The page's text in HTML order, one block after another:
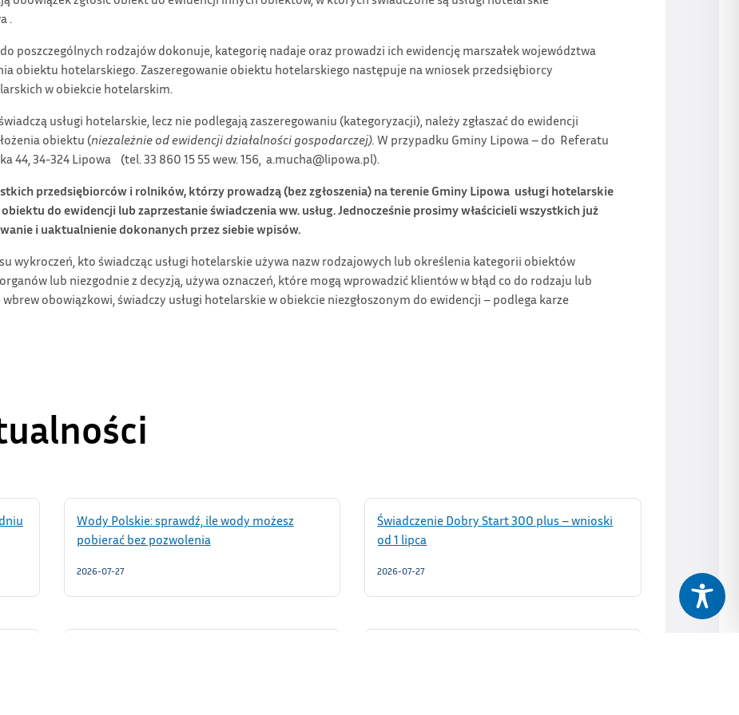
.
poszczególnych rodzajów dokonuje, kategorię nadaje oraz prowadzi ich ewidencję marszałek województwa
obiektu hotelarskiego. Zaszeregowanie obiektu hotelarskiego następuje na wniosek przedsiębiorcy
w obiekcie hotelarskim.
usługi hotelarskie, lecz nie podlegają zaszeregowaniu (kategoryzacji), należy zgłaszać do ewidencji
obiektu (niezależnie od ewidencji działalności gospodarczej). W przypadku Gminy Lipowa – do Referatu
44, 34-324 Lipowa (tel. 33 860 15 55 wew. 156, a.mucha@lipowa.pl).
przedsiębiorców i rolników, którzy prowadzą (bez zgłoszenia) na terenie Gminy Lipowa usługi hotelarskie
obiektu do ewidencji lub zaprzestanie świadczenia ww. usług. Jednocześnie prosimy właścicieli wszystkich już
i uaktualnienie dokonanych przez siebie wpisów.
wykroczeń, kto świadcząc usługi hotelarskie używa nazw rodzajowych lub określenia kategorii obiektów
lub niezgodnie z decyzją, używa oznaczeń, które mogą wprowadzić klientów w błąd co do rodzaju lub
obowiązkowi, świadczy usługi hotelarskie w obiekcie niezgłoszonym do ewidencji – podlega karze
Wody Polskie: sprawdź, ile wody możesz
pobierać bez pozwolenia
2026-07-27
Świadczenie Dobry Start 300 plus – wnioski
od 1 lipca
2026-07-27